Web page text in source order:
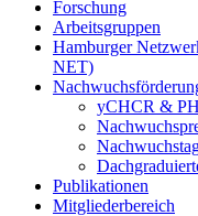
Forschung
Arbeitsgruppen
Hamburger
NET)
yCHCR & PH
Publikationen
Mitgliederbereich